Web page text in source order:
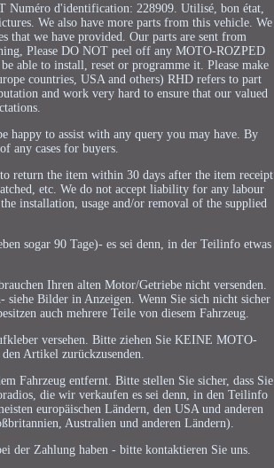
d'identification: 228909. Utilisé, bon état,
We also have more parts from this vehicle. We
that we have provided. Our parts are sent from
Please DO NOT peel off any MOTO-ROZPED
able to install, reset or programme it. Please make
countries, USA and others) RHD refers to part
and work very hard to ensure that our valued
happy to assist with any query you may have. By
any cases for buyers.
return the item within 30 days after the item receipt
etc. We do not accept liability for any labour
installation, usage and/or removal of the supplied
sogar 90 Tage)- es sei denn, in der Teilinfo etwas
Ihren alten Motor/Getriebe nicht versenden.
siehe Bilder in Anzeigen. Wenn Sie sich nicht sicher
auch mehrere Teile von diesem Fahrzeug.
versehen. Bitte ziehen Sie KEINE MOTO-
Artikel zurückzusenden.
Fahrzeug entfernt. Bitte stellen Sie sicher, dass Sie
die wir verkaufen es sei denn, in den Teilinfo
europäischen Ländern, den USA und anderen
Australien und anderen Ländern).
der Zahlung haben - bitte kontaktieren Sie uns.